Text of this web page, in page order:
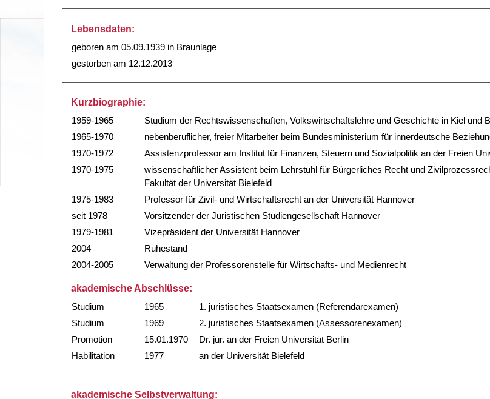
Lebensdaten:
geboren am 05.09.1939 in Braunlage
gestorben am 12.12.2013
Kurzbiographie:
1959-1965
Studium der Rechtswissenschaften, Volkswirtschaftslehre und Geschichte in Kiel und
1965-1970
nebenberuflicher, freier Mitarbeiter beim Bundesministerium für innerdeutsche
1970-1972
Assistenzprofessor am Institut für Finanzen, Steuern und Sozialpolitik an der Freien
1970-1975
wissenschaftlicher Assistent beim Lehrstuhl für Bürgerliches Recht und
Fakultät der Universität Bielefeld
1975-1983
Professor für Zivil- und Wirtschaftsrecht an der Universität Hannover
seit 1978
Vorsitzender der Juristischen Studiengesellschaft Hannover
1979-1981
Vizepräsident der Universität Hannover
2004
Ruhestand
2004-2005
Verwaltung der Professorenstelle für Wirtschafts- und Medienrecht
akademische Abschlüsse:
Studium
1965
1. juristisches Staatsexamen (Referendarexamen)
Studium
1969
2. juristisches Staatsexamen (Assessorenexamen)
Promotion
15.01.1970
Dr. jur. an der Freien Universität Berlin
Habilitation
1977 an der Universität Bielefeld
akademische Selbstverwaltung: